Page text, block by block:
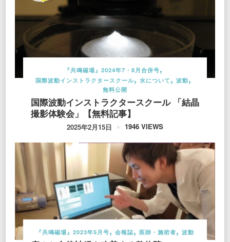
『共鳴磁場』2024年7・8月合併号
国際波動インストラクタースクール
水について
波動
無料公開
国際波動インストラクタースクール 「結晶
撮影体験会」【無料記事】
2025年2月15日 1946 VIEWS
『共鳴磁場』2023年5月号 会報誌 医師・施術者 波動